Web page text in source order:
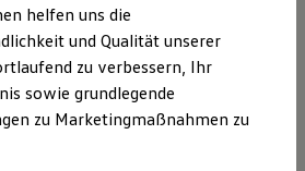
& Garantien
für Nutzfahrzeuge
helfen uns die
und Qualität unserer
zu verbessern, Ihr
sowie grundlegende
zu Marketingmaßnahmen zu